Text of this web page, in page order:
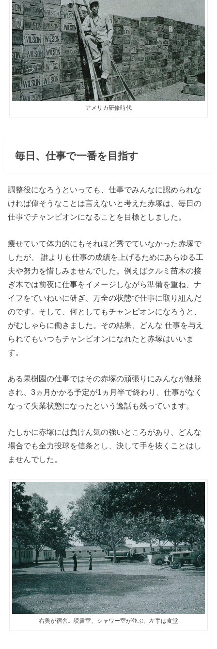
アメリカ研修時代
毎日、仕事で一番を目指す
調整役になろうといっても、仕事でみんなに認められな
ければ偉そうなことは言えないと考えた赤塚は、毎日の
仕事でチャンピオンになることを目標としました。
痩せていて体力的にもそれほど秀でていなかった赤塚で
したが、 誰よりも仕事の成績を上げるためにあらゆる工
夫や努力を惜しみませんでした。例えばクルミ苗木の接
ぎ木では前夜に仕事をイメージしながら準備を重ね、ナ
イフをていねいに研ぎ、万全の状態で仕事に取り組んだ
のです。そして、何としてもチャンピオンになろうと、
がむしゃらに働きました。その結果、どんな 仕事を与え
られてもいつもチャンピオンになれたと赤塚はいいま
す。
ある果樹園の仕事ではその赤塚の頑張りにみんなが触発
され、3ヵ月かかる予定が1ヵ月半で終わり、仕事がなく
なって失業状態になったという逸話も残っています。
たしかに赤塚には負けん気の強いところがあり、どんな
場合でも全力投球を信条とし、決して手を抜くことはし
ませんでした。
右奥が宿舎。読書室、シャワー室が並ぶ。左手は食堂